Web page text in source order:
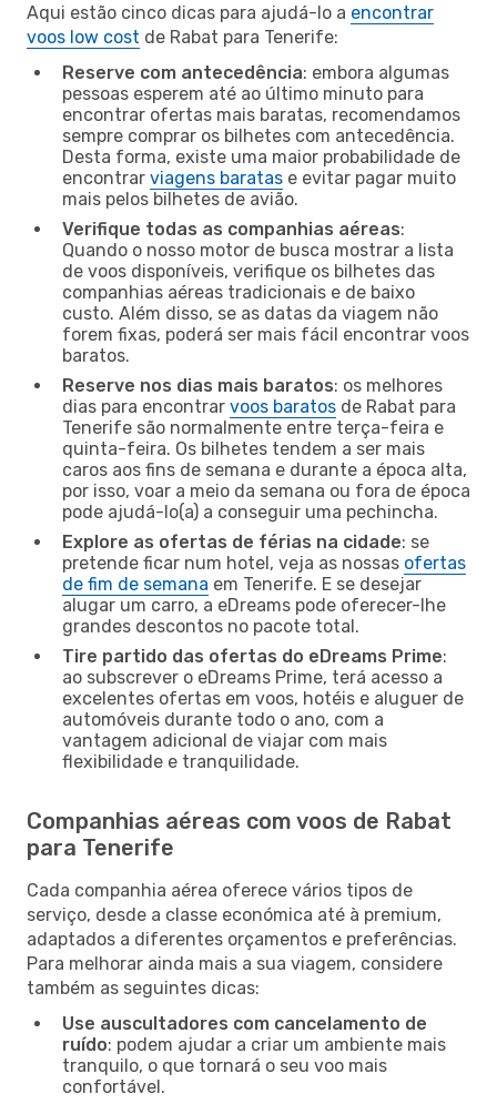
Aqui estão cinco dicas para ajudá-lo a encontrar
voos low cost de Rabat para Tenerife:
Reserve com antecedência: embora algumas
pessoas esperem até ao último minuto para
encontrar ofertas mais baratas, recomendamos
sempre comprar os bilhetes com antecedência.
Desta forma, existe uma maior probabilidade de
encontrar viagens baratas e evitar pagar muito
mais pelos bilhetes de avião.
Verifique todas as companhias aéreas:
Quando o nosso motor de busca mostrar a lista
de voos disponíveis, verifique os bilhetes das
companhias aéreas tradicionais e de baixo
custo. Além disso, se as datas da viagem não
forem fixas, poderá ser mais fácil encontrar voos
baratos.
Reserve nos dias mais baratos: os melhores
dias para encontrar voos baratos de Rabat para
Tenerife são normalmente entre terça-feira e
quinta-feira. Os bilhetes tendem a ser mais
caros aos fins de semana e durante a época alta,
por isso, voar a meio da semana ou fora de época
pode ajudá-lo(a) a conseguir uma pechincha.
Explore as ofertas de férias na cidade: se
pretende ficar num hotel, veja as nossas ofertas
de fim de semana em Tenerife. E se desejar
alugar um carro, a eDreams pode oferecer-lhe
grandes descontos no pacote total.
Tire partido das ofertas do eDreams Prime:
ao subscrever o eDreams Prime, terá acesso a
excelentes ofertas em voos, hotéis e aluguer de
automóveis durante todo o ano, com a
vantagem adicional de viajar com mais
flexibilidade e tranquilidade.
Companhias aéreas com voos de Rabat
para Tenerife
Cada companhia aérea oferece vários tipos de
serviço, desde a classe económica até à premium,
adaptados a diferentes orçamentos e preferências.
Para melhorar ainda mais a sua viagem, considere
também as seguintes dicas:
Use auscultadores com cancelamento de
ruído: podem ajudar a criar um ambiente mais
tranquilo, o que tornará o seu voo mais
confortável.